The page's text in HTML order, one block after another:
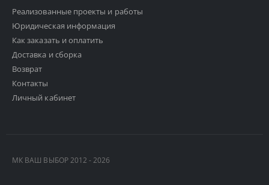
Реализованные проекты и работы
Юридическая информация
Как заказать и оплатить
Доставка и сборка
Возврат
Контакты
Личный кабинет
МК ВАШ ВЫБОР 2012 - 2026